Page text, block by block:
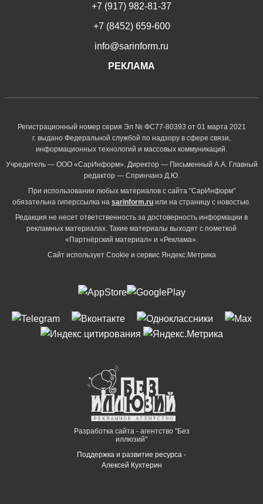
+7 (917) 982-81-37
+7 (8452) 659-600
info@sarinform.ru
РЕКЛАМА
Регистрационный номер серия Эл № ФС77-80393 от 01 марта 2021
г. выдано Федеральной службой по надзору в сфере связи,
информационных технологий и массовых коммуникаций.
Учредитель — ООО «СарИнформ». Директор — Письменный А.А. Главный
редактор — Спринчанэ Д.Ю.
При использовании любых материалов с сайта "СарИнформ"
обязательна гиперссылка на sarinform.ru или на страницу с новостью.
Редакция не несет ответственность за достоверность информации в
рекламных материалах. Такие материалы выходят с пометкой
«Партнёрский материал» и «Реклама».
Сайт использует Cookie и сервиc Яндекс.Метрика
Разработка сайта - агентство "Без
иллюзий"
Поддержка и развитие ресурса -
Алексей Кухтерин